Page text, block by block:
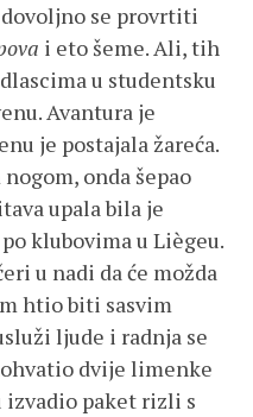
se provrtiti
i eto šeme. Ali, tih
u studentsku
Avantura je
je postajala žareća.
onda šepao
upala bila je
klubovima u Liègeu.
u nadi da će možda
htio biti sasvim
ljude i radnja se
dvije limenke
paket rizli s